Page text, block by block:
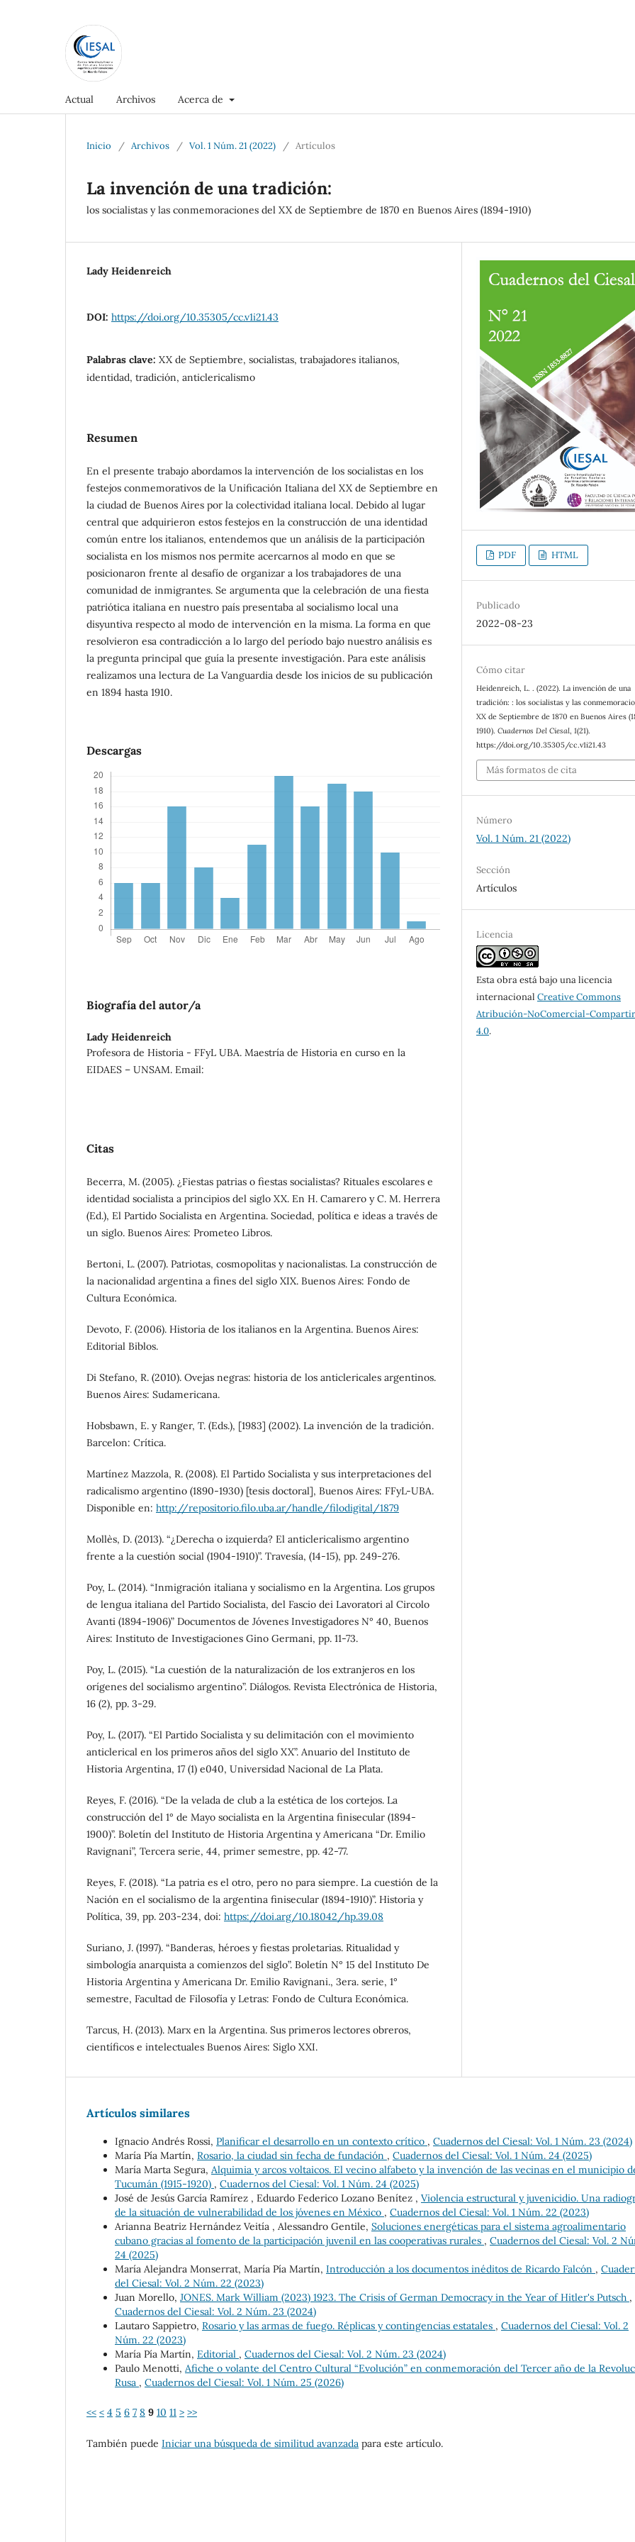
Actual Archivos Acerca de
Inicio / Archivos / Vol. 1 Núm. 21 (2022) / Artículos
La invención de una tradición:
los socialistas y las conmemoraciones del XX de Septiembre de 1870 en Buenos Aires (1894-1910)
Lady Heidenreich
DOI: https://doi.org/10.35305/cc.v1i21.43
Palabras clave: XX de Septiembre, socialistas, trabajadores italianos,
identidad, tradición, anticlericalismo
Resumen
En el presente trabajo abordamos la intervención de los socialistas en los
festejos conmemorativos de la Unificación Italiana del XX de Septiembre en
la ciudad de Buenos Aires por la colectividad italiana local. Debido al lugar
central que adquirieron estos festejos en la construcción de una identidad
común entre los italianos, entendemos que un análisis de la participación
socialista en los mismos nos permite acercarnos al modo en que se
posicionaron frente al desafío de organizar a los trabajadores de una
comunidad de inmigrantes. Se argumenta que la celebración de una fiesta
patriótica italiana en nuestro país presentaba al socialismo local una
disyuntiva respecto al modo de intervención en la misma. La forma en que
resolvieron esa contradicción a lo largo del período bajo nuestro análisis es
la pregunta principal que guía la presente investigación. Para este análisis
realizamos una lectura de La Vanguardia desde los inicios de su publicación
en 1894 hasta 1910.
Descargas
Biografía del autor/a
Lady Heidenreich
Profesora de Historia - FFyL UBA. Maestría de Historia en curso en la
EIDAES – UNSAM. Email:
Citas
Becerra, M. (2005). ¿Fiestas patrias o fiestas socialistas? Rituales escolares e
identidad socialista a principios del siglo XX. En H. Camarero y C. M. Herrera
(Ed.), El Partido Socialista en Argentina. Sociedad, política e ideas a través de
un siglo. Buenos Aires: Prometeo Libros.
Bertoni, L. (2007). Patriotas, cosmopolitas y nacionalistas. La construcción de
la nacionalidad argentina a fines del siglo XIX. Buenos Aires: Fondo de
Cultura Económica.
Devoto, F. (2006). Historia de los italianos en la Argentina. Buenos Aires:
Editorial Biblos.
Di Stefano, R. (2010). Ovejas negras: historia de los anticlericales argentinos.
Buenos Aires: Sudamericana.
Hobsbawn, E. y Ranger, T. (Eds.), [1983] (2002). La invención de la tradición.
Barcelon: Crítica.
Martínez Mazzola, R. (2008). El Partido Socialista y sus interpretaciones del
radicalismo argentino (1890-1930) [tesis doctoral], Buenos Aires: FFyL-UBA.
Disponible en: http://repositorio.filo.uba.ar/handle/filodigital/1879
Mollès, D. (2013). “¿Derecha o izquierda? El anticlericalismo argentino
frente a la cuestión social (1904-1910)”. Travesía, (14-15), pp. 249-276.
Poy, L. (2014). “Inmigración italiana y socialismo en la Argentina. Los grupos
de lengua italiana del Partido Socialista, del Fascio dei Lavoratori al Circolo
Avanti (1894-1906)” Documentos de Jóvenes Investigadores N° 40, Buenos
Aires: Instituto de Investigaciones Gino Germani, pp. 11-73.
Poy, L. (2015). “La cuestión de la naturalización de los extranjeros en los
orígenes del socialismo argentino”. Diálogos. Revista Electrónica de Historia,
16 (2), pp. 3-29.
Poy, L. (2017). “El Partido Socialista y su delimitación con el movimiento
anticlerical en los primeros años del siglo XX”. Anuario del Instituto de
Historia Argentina, 17 (1) e040, Universidad Nacional de La Plata.
Reyes, F. (2016). “De la velada de club a la estética de los cortejos. La
construcción del 1° de Mayo socialista en la Argentina finisecular (1894-
1900)”. Boletín del Instituto de Historia Argentina y Americana “Dr. Emilio
Ravignani”, Tercera serie, 44, primer semestre, pp. 42-77.
Reyes, F. (2018). “La patria es el otro, pero no para siempre. La cuestión de la
Nación en el socialismo de la argentina finisecular (1894-1910)”. Historia y
Política, 39, pp. 203-234, doi: https://doi.arg/10.18042/hp.39.08
Suriano, J. (1997). “Banderas, héroes y fiestas proletarias. Ritualidad y
simbología anarquista a comienzos del siglo”. Boletín N° 15 del Instituto De
Historia Argentina y Americana Dr. Emilio Ravignani., 3era. serie, 1°
semestre, Facultad de Filosofía y Letras: Fondo de Cultura Económica.
Tarcus, H. (2013). Marx en la Argentina. Sus primeros lectores obreros,
científicos e intelectuales Buenos Aires: Siglo XXI.
PDF HTML
Publicado
2022-08-23
Cómo citar
Heidenreich, L. . (2022). La invención de una
tradición: : los socialistas y las
XX de Septiembre de 1870 en Buenos Aires
1910).Cuadernos Del Ciesal,1(21).
https://doi.org/10.35305/cc.v1i21.43
Más formatos de cita
Número
Vol. 1 Núm. 21 (2022)
Sección
Artículos
Licencia
Esta obra está bajo una licencia
internacionalCreative Commons
Atribución-NoComercial-
4.0.
Artículos similares
Ignacio Andrés Rossi, Planificar el desarrollo en un contexto crítico , Cuadernos del Ciesal: Vol. 1 Núm. 23 (2024)
María Pía Martín, Rosario, la ciudad sin fecha de fundación , Cuadernos del Ciesal: Vol. 1 Núm. 24 (2025)
María Marta Segura, Alquimia y arcos voltaicos. El vecino alfabeto y la invención de las vecinas en el municipio
Tucumán (1915-1920) , Cuadernos del Ciesal: Vol. 1 Núm. 24 (2025)
José de Jesús García Ramírez , Eduardo Federico Lozano Benítez , Violencia estructural y juvenicidio. Una
de la situación de vulnerabilidad de los jóvenes en México , Cuadernos del Ciesal: Vol. 1 Núm. 22 (2023)
Arianna Beatriz Hernández Veitía , Alessandro Gentile, Soluciones energéticas para el sistema agroalimentario
cubano gracias al fomento de la participación juvenil en las cooperativas rurales , Cuadernos del Ciesal: Vol. 2
24 (2025)
María Alejandra Monserrat, María Pía Martín, Introducción a los documentos inéditos de Ricardo Falcón ,
del Ciesal: Vol. 2 Núm. 22 (2023)
Juan Morello, JONES. Mark William (2023) 1923. The Crisis of German Democracy in the Year of Hitler's Putsch ,
Cuadernos del Ciesal: Vol. 2 Núm. 23 (2024)
Lautaro Sappietro, Rosario y las armas de fuego. Réplicas y contingencias estatales , Cuadernos del Ciesal: Vol. 2
Núm. 22 (2023)
María Pía Martín, Editorial , Cuadernos del Ciesal: Vol. 2 Núm. 23 (2024)
Paulo Menotti, Afiche o volante del Centro Cultural “Evolución” en conmemoración del Tercer año de la
Rusa , Cuadernos del Ciesal: Vol. 1 Núm. 25 (2026)
<< < 4 5 6 7 8 9 10 11 > >>
También puede Iniciar una búsqueda de similitud avanzada para este artículo.